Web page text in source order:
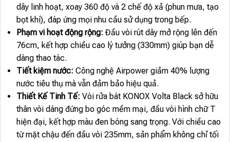
dây linh hoạt, xoay 360 độ và 2 chế độ xả (phun mưa, tạo
bọt khí), đáp ứng mọi nhu cầu sử dụng trong bếp.
Phạm vi hoạt động rộng: Đầu vòi rút dây mở rộng lên đến
76cm, kết hợp chiều cao lý tưởng (330mm) giúp bạn dễ
dàng thao tác.
Tiết kiệm nước: Công nghệ Airpower giảm 40% lượng
nước tiêu thụ mà vẫn đảm bảo hiệu quả.
Thiết Kế Tinh Tế: Vòi rửa bát KONOX Volta Black sở hữu
thân vòi dáng đứng bo góc mềm mại, đầu vòi hình chữ T
hiện đại, kết hợp màu đen bóng sang trọng. Với chiều cao
từ mặt chậu đến đầu vòi 235mm, sản phẩm không chỉ tối